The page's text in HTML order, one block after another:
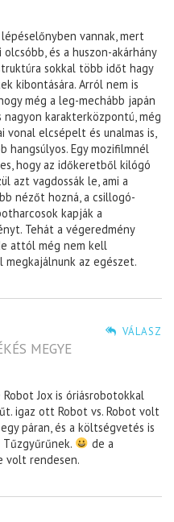
vannak, mert
és a huszon-akárhány
sokkal több időt hagy
kibontására. Arról nem is
még a leg-mechább japán
nagyon karakterközpontú, még
vonal elcsépelt és unalmas is,
hangsúlyos. Egy mozifilmnél
hogy az időkeretből kilógó
azt vagdossák le, ami a
nézőt hozná, a csillogó-
kapják a
Tehát a végeredmény
attól még nem kell
az egészet.
VÁLASZ
MEGYE
Jox is óriásrobotokkal
igaz ott Robot vs. Robot volt
páran, és a költségvetés is
de a
volt rendesen.